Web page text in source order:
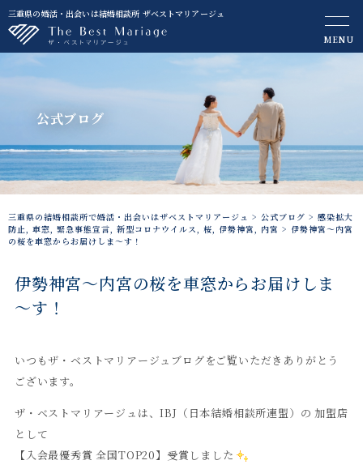
三重県の婚活・出会いは結婚相談所 ザベストマリアージュ
MENU
公式ブログ
三重県の結婚相談所で婚活・出会いはザベストマリアージュ > 公式ブログ > 感染拡大
防止, 車窓, 緊急事態宣言, 新型コロナウイルス, 桜, 伊勢神宮, 内宮 > 伊勢神宮～内宮
の桜を車窓からお届けしま～す！
伊勢神宮～内宮の桜を車窓からお届けしま
～す！
いつもザ・ベストマリアージュブログをご覧いただきありがとう
ございます。
ザ・ベストマリアージュは、IBJ（日本結婚相談所連盟）の 加盟店
として
【入会最優秀賞 全国TOP20】受賞しました